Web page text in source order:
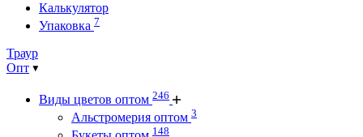
Калькулятор
Упаковка 7
Траур
Опт
Виды цветов оптом 246
Альстромерия оптом 3
148